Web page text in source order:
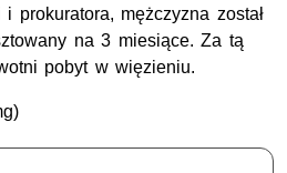
prokuratora, mężczyzna został
na 3 miesiące. Za tą
pobyt w więzieniu.